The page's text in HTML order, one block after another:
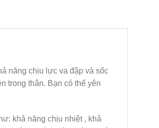
năng chịu lực va đập và sốc
trong thân. Bạn có thể yên
khả năng chịu nhiệt , khả